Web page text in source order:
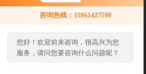
咨询热线：15961427590
您好！欢迎前来咨询，很高兴为您
服务，请问您要咨询什么问题呢？
0519-86922571